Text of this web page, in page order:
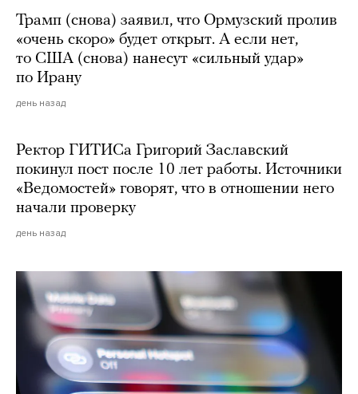
Трамп (снова) заявил, что Ормузский пролив
«очень скоро» будет открыт. А если нет,
то США (снова) нанесут «сильный удар»
по Ирану
день назад
Ректор ГИТИСа Григорий Заславский
покинул пост после 10 лет работы. Источники
«Ведомостей» говорят, что в отношении него
начали проверку
день назад